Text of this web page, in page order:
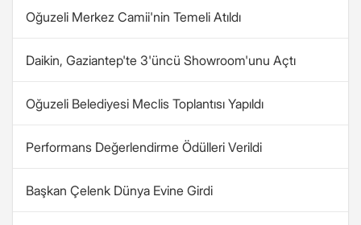
Oğuzeli Merkez Camii'nin Temeli Atıldı
Daikin, Gaziantep'te 3'üncü Showroom'unu Açtı
Oğuzeli Belediyesi Meclis Toplantısı Yapıldı
Performans Değerlendirme Ödülleri Verildi
Başkan Çelenk Dünya Evine Girdi